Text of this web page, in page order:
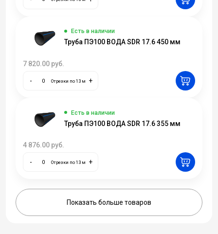
Есть в наличии
Труба ПЭ100 ВОДА SDR 17.6 450 мм
7 820.00 руб.
- Отрезки по 13 м +
Есть в наличии
Труба ПЭ100 ВОДА SDR 17.6 355 мм
4 876.00 руб.
- Отрезки по 13 м +
Показать больше товаров